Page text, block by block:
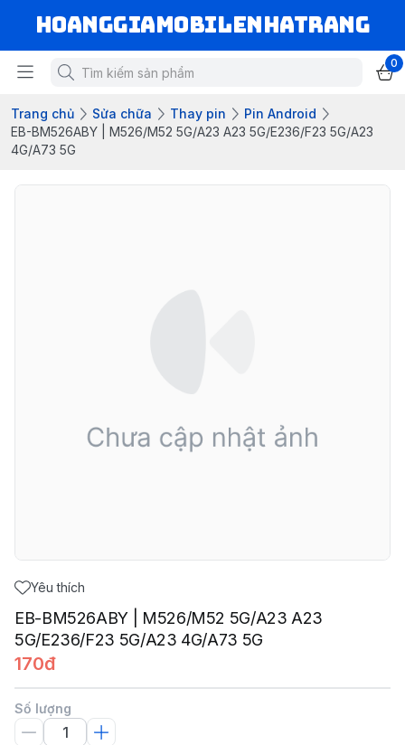
hoanggiamobilenhatrang
0
Trang chủ Sửa chữa Thay pin
Pin Android
EB-BM526ABY | M526/M52 5G/A23 A23 5G/E236/F23 5G/A23
4G/A73 5G
Yêu thích
EB-BM526ABY | M526/M52 5G/A23 A23
5G/E236/F23 5G/A23 4G/A73 5G
170đ
Số lượng